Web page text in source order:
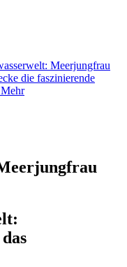
Meerjungfrau
die faszinierende
Mehr